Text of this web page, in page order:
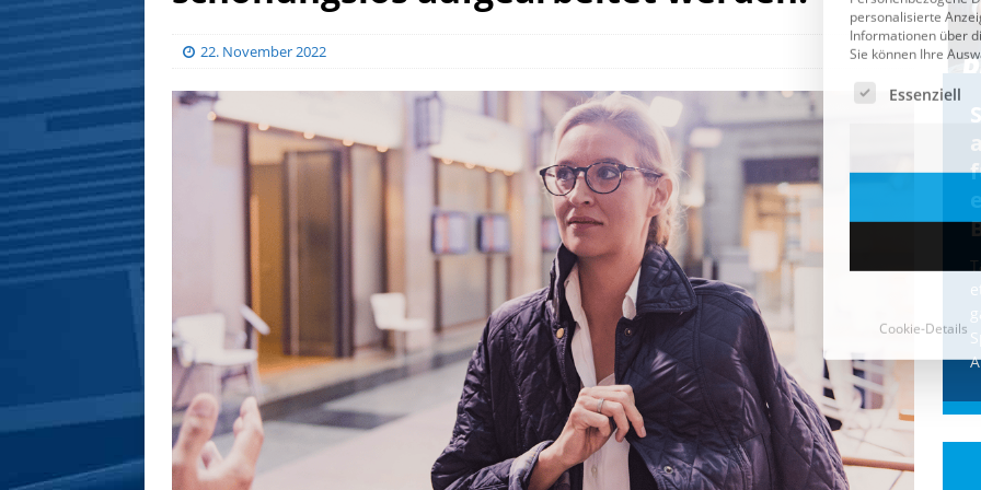
22. November 2022
CDU & Ampel wollen nach
der Wahl wieder Afghanen
einfliegen: Zeit für ein
Asylmoratorium!
Die Bundesregierung und die CDU
halten die Wähler für dumm! Weil die
Stimmung wegen der von Afghanen
verübten Anschläge kippte, wurden die
Flüge vor der[...]
Cookie-Details